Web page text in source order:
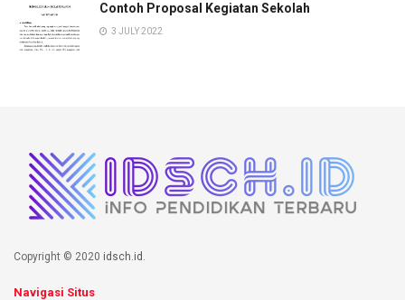
Contoh Proposal Kegiatan Sekolah
3 JULY 2022
Copyright © 2020 idsch.id
Navigasi Situs